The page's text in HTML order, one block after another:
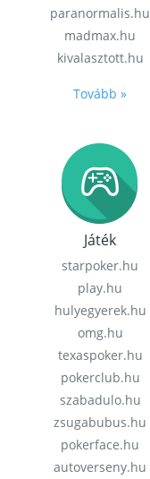
paranormalis.hu
madmax.hu
kivalasztott.hu
Tovább »
Játék
starpoker.hu
play.hu
hulyegyerek.hu
omg.hu
texaspoker.hu
pokerclub.hu
szabadulo.hu
zsugabubus.hu
pokerface.hu
autoverseny.hu